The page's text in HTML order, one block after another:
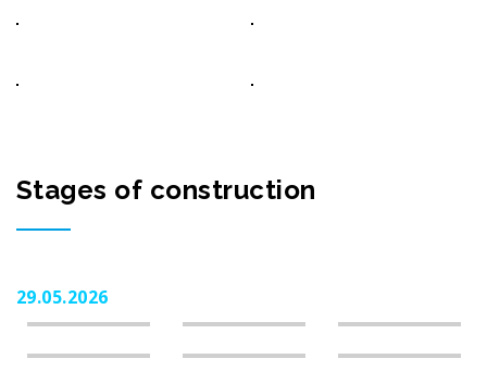
Stages of construction
29.05.2026